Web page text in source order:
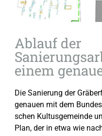
Ablauf der
einem
Die Sanierung der
genauen mit dem
schen Kultusgemeinde
Plan, der in etwa wie